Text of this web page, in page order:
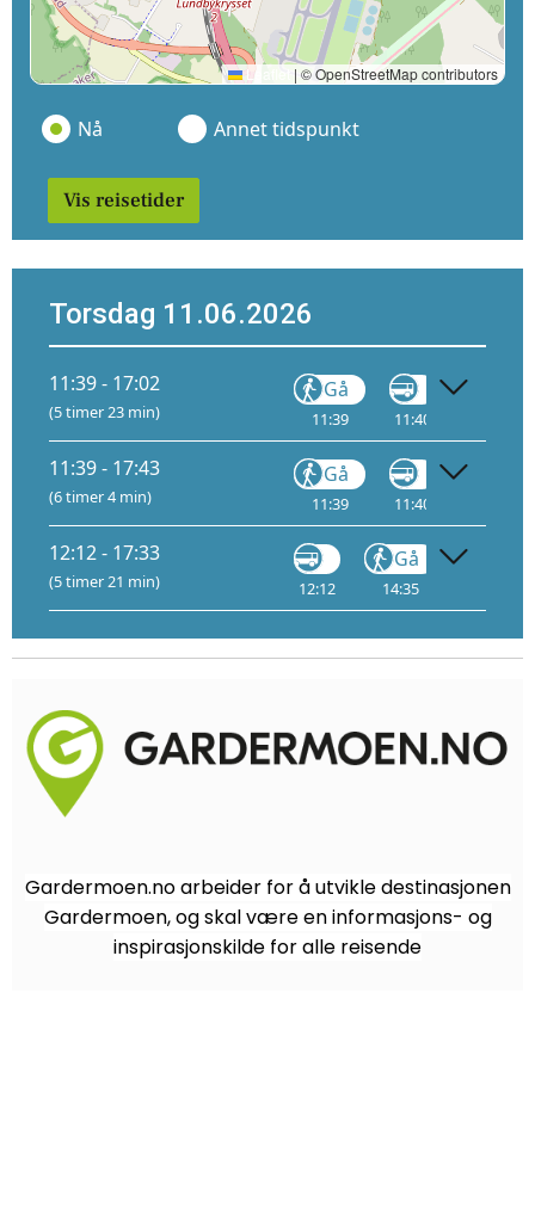
Leaflet | © OpenStreetMap contributors
Nå Annet tidspunkt
Vis reisetider
Torsdag 11.06.2026
11:39 - 17:02
(5 timer 23 min)
Gå
11:39 11:40
11:39 - 17:43
(6 timer 4 min)
Gå
11:39 11:40
12:12 - 17:33
(5 timer 21 min) 12:12
Gå
14:35
Gardermoen.no arbeider for å utvikle destinasjonen
Gardermoen, og skal være en informasjons- og
inspirasjonskilde for alle reisende